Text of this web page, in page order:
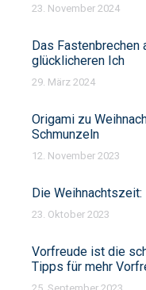
23. November 2024
Das
glücklicheren Ich
29. März 2024
Origami zu
Schmunzeln
12. November 2023
Die
23. Oktober 2023
Vorfreude ist die
Tipps für mehr